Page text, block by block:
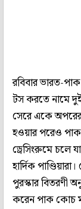
রবিবার ভারত-
টস করতে নামে
সেরে একে অপরের
হওয়ার পরেও পাক
ড্রেসিংরুমে চলে
হার্দিক
পুরস্কার বিতরণী
করেন পাক কোচ